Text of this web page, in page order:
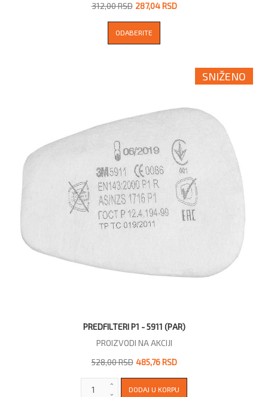
312,00 RSD 287,04 RSD
ODABERITE
SNIŽENO
PREDFILTERI P1 - 5911 (PAR)
PROIZVODI NA AKCIJI
528,00 RSD 485,76 RSD